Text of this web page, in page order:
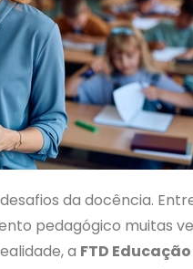
da docência.
pedagógico muitas
a FTD Educação